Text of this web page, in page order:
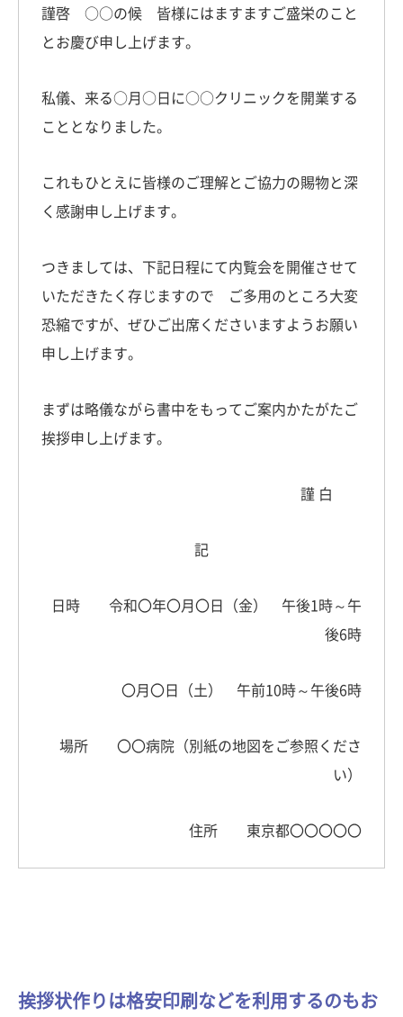
謹啓 ○○の候 皆様にはますますご盛栄のこと
とお慶び申し上げます。
私儀、来る○月○日に○○クリニックを開業する
こととなりました。
これもひとえに皆様のご理解とご協力の賜物と深
く感謝申し上げます。
つきましては、下記日程にて内覧会を開催させて
いただきたく存じますので ご多用のところ大変
恐縮ですが、ぜひご出席くださいますようお願い
申し上げます。
まずは略儀ながら書中をもってご案内かたがたご
挨拶申し上げます。
謹 白
記
日時 令和〇年〇月〇日（金） 午後1時～午
後6時
〇月〇日（土） 午前10時～午後6時
場所 〇〇病院（別紙の地図をご参照くださ
い）
住所 東京都〇〇〇〇〇
挨拶状作りは格安印刷などを利用するのもお